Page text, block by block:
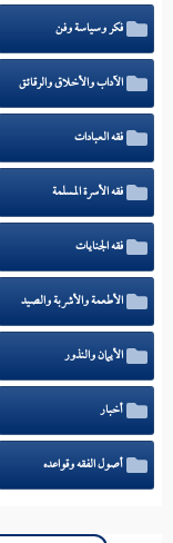
فكر وسياسة وفن
الآداب والأخلاق والرقائق
فقه العبادات
فقه الأسرة المسلمة
فقه الجنايات
الأطعمة والأشربة والصيد
الأيمان والنذور
أخبار
أصول الفقه وقواعده